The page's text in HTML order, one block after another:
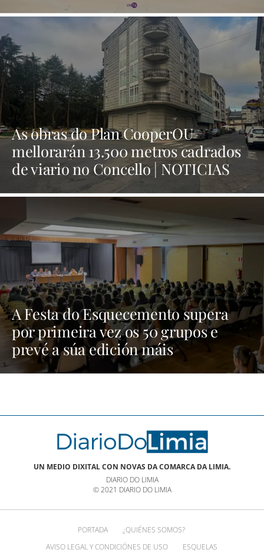
As obras do Plan CooperOU
mellorarán 13.500 metros cadrados
de viario no Concello | NOTICIAS
A Festa do Esquecemento supera
por primeira vez os 50 grupos e
prevé a súa edición máis
multitudinaria | NOTICIAS XINZO
UN MEDIO DIXITAL CON NOVAS DA COMARCA DA LIMIA.
DIARIO DO LIMIA
© 2021 DIARIO DO LIMIA
PORTADA
¿QUIÉNES SOMOS?
AVISO LEGAL Y CONDICIÓNES DE USO
ESQUELAS